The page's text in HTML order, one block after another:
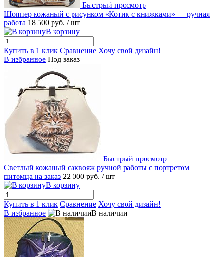
Быстрый просмотр
Шоппер кожаный с рисунком «Котик с книжками» — ручная
работа 18 500 руб. / шт
В корзину
Купить в 1 клик Сравнение Хочу свой дизайн!
В избранное Под заказ
Быстрый просмотр
Светлый кожаный саквояж ручной работы с портретом
питомца на заказ 22 000 руб. / шт
В корзину
Купить в 1 клик Сравнение Хочу свой дизайн!
В избранное
В наличии